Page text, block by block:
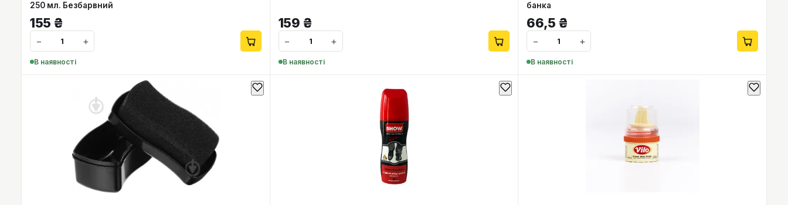
250 мл. Безбарвний
155 ₴
− +
В наявності
159 ₴
− +
В наявності
банка
66,5 ₴
− +
В наявності